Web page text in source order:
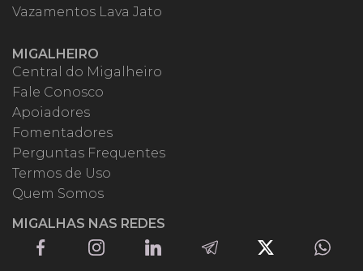
Vazamentos Lava Jato
MIGALHEIRO
Central do Migalheiro
Fale Conosco
Apoiadores
Fomentadores
Perguntas Frequentes
Termos de Uso
Quem Somos
MIGALHAS NAS REDES